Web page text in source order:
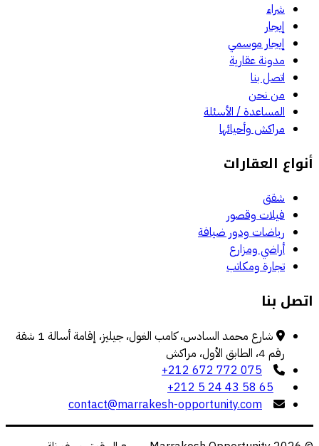
شراء
إيجار
إيجار موسمي
مدونة عقارية
اتصل بنا
من نحن
المساعدة / الأسئلة
مراكش وأحيائها
أنواع العقارات
شقق
فيلات وقصور
رياضات ودور ضيافة
أراضي ومزارع
تجارة ومكاتب
اتصل بنا
شارع محمد السادس، كامب الغول، جيليز، إقامة أسالة 1 شقة
رقم 4، الطابق الأول، مراكش
+212 672 772 075
+212 5 24 43 58 65
contact@marrakesh-opportunity.com